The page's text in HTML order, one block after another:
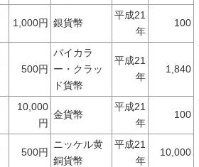
1,000円 銀貨幣
平成21
年
100
500円
バイカラ
ー・クラッ
ド貨幣
平成21
年
1,840
10,000
円
金貨幣
平成21
年
100
500円
ニッケル黄
銅貨幣
平成21
年
10,000